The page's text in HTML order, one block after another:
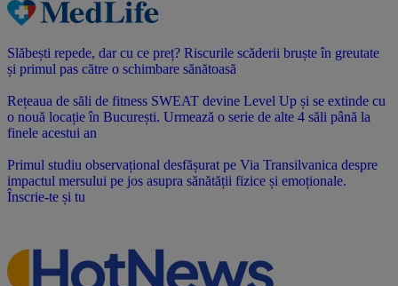
Slăbești repede, dar cu ce preț? Riscurile scăderii bruște în greutate
și primul pas către o schimbare sănătoasă
Rețeaua de săli de fitness SWEAT devine Level Up și se extinde cu
o nouă locație în București. Urmează o serie de alte 4 săli până la
finele acestui an
Primul studiu observațional desfășurat pe Via Transilvanica despre
impactul mersului pe jos asupra sănătății fizice și emoționale.
Înscrie-te și tu